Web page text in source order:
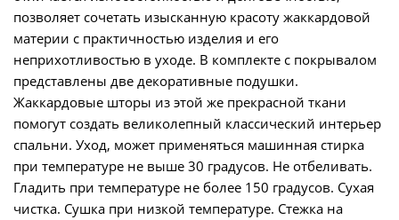
позволяет сочетать изысканную красоту жаккардовой
материи с практичностью изделия и его
неприхотливостью в уходе. В комплекте с покрывалом
представлены две декоративные подушки.
Жаккардовые шторы из этой же прекрасной ткани
помогут создать великолепный классический интерьер
спальни. Уход, может применяться машинная стирка
при температуре не выше 30 градусов. Не отбеливать.
Гладить при температуре не более 150 градусов. Сухая
чистка. Сушка при низкой температуре. Стежка на